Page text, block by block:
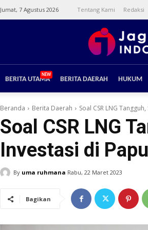
Jumat, 7 Agustus 2026 Tentang Kami Redaksi
BERITA UTAMA
NEW
BERITA DAERAH HUKUM
Beranda Berita Daerah Soal CSR LNG
Soal CSR LNG
Investasi di
By uma ruhmana Rabu, 22 Maret 2023
Bagikan